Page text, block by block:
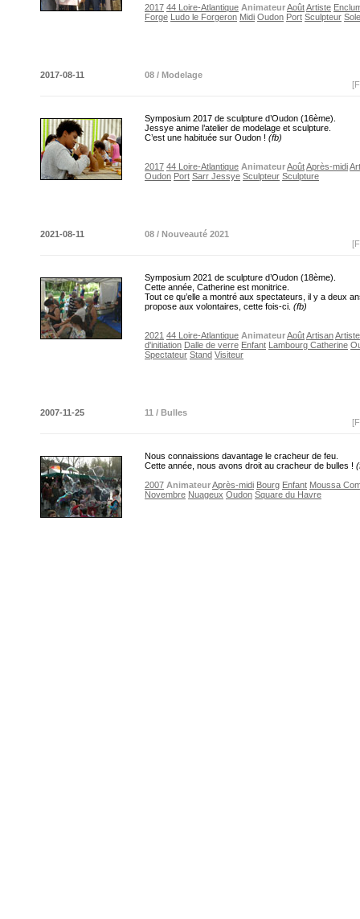
2017 44 Loire-Atlantique AnimateurAoûtArtiste
Forge Ludo le Forgeron Midi Oudon Port Sculpteur
2017-08-11
08 / Modelage
Symposium 2017 de sculpture d’Oudon (16ème).
Jessye anime l’atelier de modelage et sculpture.
C’est une habituée sur Oudon ! (fb)
2017 44 Loire-Atlantique AnimateurAoûtAprès-midi
Oudon Port Sarr Jessye Sculpteur Sculpture
2021-08-11
08 / Nouveauté 2021
Symposium 2021 de sculpture d’Oudon (18ème).
Cette année, Catherine est monitrice.
Tout ce qu’elle a montré aux spectateurs, il y a deux
propose aux volontaires, cette fois-ci. (fb)
2021 44 Loire-Atlantique AnimateurAoûtArtisanArtiste
d'initiation Dalle de verre Enfant Lambourg Catherine
Spectateur Stand Visiteur
2007-11-25
11 / Bulles
Nous connaissions davantage le cracheur de feu.
Cette année, nous avons droit au cracheur de bulles !
2007 AnimateurAprès-midi Bourg Enfant Moussa
Novembre Nuageux Oudon Square du Havre